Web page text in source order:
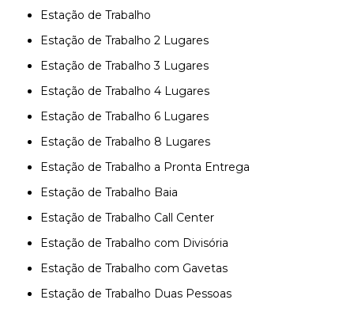
Estação de Trabalho
Estação de Trabalho 2 Lugares
Estação de Trabalho 3 Lugares
Estação de Trabalho 4 Lugares
Estação de Trabalho 6 Lugares
Estação de Trabalho 8 Lugares
Estação de Trabalho a Pronta Entrega
Estação de Trabalho Baia
Estação de Trabalho Call Center
Estação de Trabalho com Divisória
Estação de Trabalho com Gavetas
Estação de Trabalho Duas Pessoas